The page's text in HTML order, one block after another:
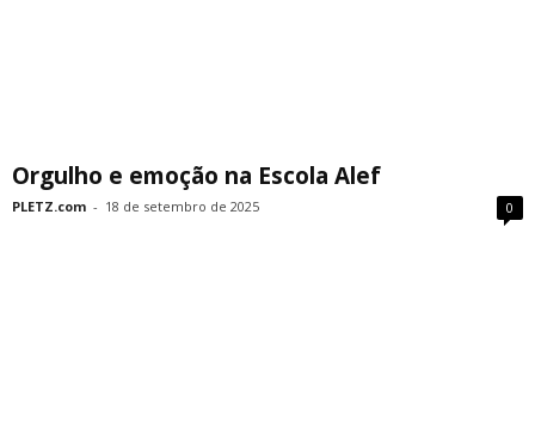
Orgulho e emoção na Escola Alef
PLETZ.com - 18 de setembro de 2025 0